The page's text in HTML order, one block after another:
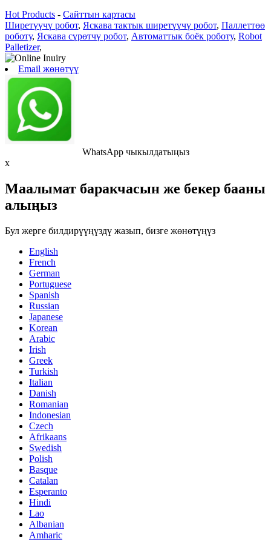
Hot Products - Сайттын картасы
Ширетүүчү робот, Яскава тактык ширетүүчү робот, Паллеттөө
роботу, Яскава сүрөтчү робот, Автоматтык боёк роботу, Robot
Palletizer,
Email жөнөтүү
WhatsApp чыкылдатыңыз
x
Маалымат баракчасын же бекер бааны
алыңыз
Бул жерге билдирүүңүздү жазып, бизге жөнөтүңүз
English
French
German
Portuguese
Spanish
Russian
Japanese
Korean
Arabic
Irish
Greek
Turkish
Italian
Danish
Romanian
Indonesian
Czech
Afrikaans
Swedish
Polish
Basque
Catalan
Esperanto
Hindi
Lao
Albanian
Amharic